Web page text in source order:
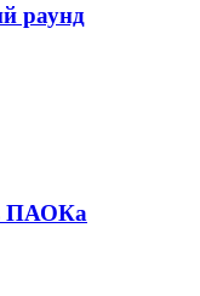
раунд
ПАОКа